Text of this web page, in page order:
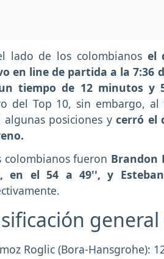
lado de los colombianos el
en line de partida a la 7:36
tiempo de 12 minutos y
del Top 10, sin embargo,
algunas posiciones y cerró el
colombianos fueron Brandon
en el 54 a 49'', y
general
Roglic (Bora-Hansgrohe):